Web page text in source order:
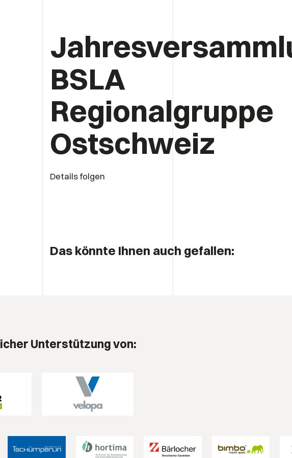
BSLA
Regionalgruppe
Ostschweiz
Details folgen
Das könnte Ihnen auch gefallen:
Unterstützung von: